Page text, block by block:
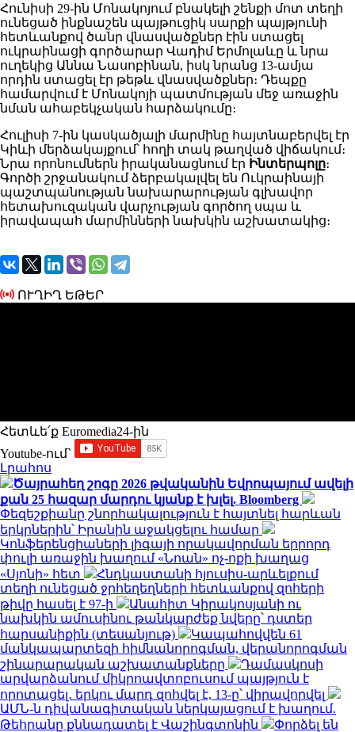
Հունիսի 29-ին Մոնակոյում բնակելի շենքի մոտ տեղի
ունեցած ինքնաշեն պայթուցիկ սարքի պայթյունի
հետևանքով ծանր վնասվածքներ էին ստացել
ուկրաինացի գործարար Վադիմ Երմոլաևը և նրա
ուղեկից Աննա Նասոբինան, իսկ նրանց 13-ամյա
որդին ստացել էր թեթև վնասվածքներ։ Դեպքը
համարվում է Մոնակոյի պատմության մեջ առաջին
նման ահաբեկչական հարձակումը։
Հուլիսի 7-ին կասկածյալի մարմինը հայտնաբերվել էր
Կիևի մերձակայքում՝ հողի տակ թաղված վիճակում։
Նրա որոնումներն իրականացնում էր Ինտերպոլը։
Գործի շրջանակում ձերբակալվել են Ուկրաինայի
պաշտպանության նախարարության գլխավոր
հետախուզական վարչության գործող սպա և
իրավապահ մարմինների նախկին աշխատակից։
ՈՒՂԻՂ ԵԹԵՐ
Հետևե՛ք Euromedia24-ին
Youtube-ում`
Լրահոս
Ծայրահեղ շոգը 2026 թվականին Եվրոպայում ավելի
քան 25 հազար մարդու կյանք է խլել. Bloomberg
Փեզեշքիանը շնորհակալություն է հայտնել հարևան
երկրներին՝ Իրանին աջակցելու համար
Կոնֆերենցիաների լիգայի որակավորման երրորդ
փուլի առաջին խաղում «Նոան» ոչ-ոքի խաղաց
«Սյոնի» հետ
Հնդկաստանի հյուսիս-արևելքում
տեղի ունեցած ջրհեղեղների հետևանքով զոհերի
թիվը հասել է 97-ի
Անահիտ Կիրակոսյանի ու
նախկին ամուսինու թանկարժեք նվերը՝ դստեր
հարսանիքին (տեսանյութ)
Կապահովվեն 61
մանկապարտեզի հիմնանորոգման, վերանորոգման
շինարարական աշխատանքները
Դամասկոսի
արվարձանում միկրոավտոբուսում պայթյուն է
որոտացել․ երկու մարդ զոհվել է, 13-ը՝ վիրավորվել
ԱՄՆ-ն դիվանագիտական ներկայացում է խաղում.
Թեհրանը քննադատել է Վաշինգտոնին
Փորձել են